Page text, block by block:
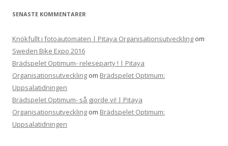
SENASTE KOMMENTARER
Knökfullt i fotoautomaten | Pitaya Organisationsutveckling om
Sweden Bike Expo 2016
Brädspelet Optimum- releseparty ! | Pitaya
Organisationsutveckling om Brädspelet Optimum:
Uppsalatidningen
Brädspelet Optimum- så gjorde vi! | Pitaya
Organisationsutveckling om Brädspelet Optimum:
Uppsalatidningen